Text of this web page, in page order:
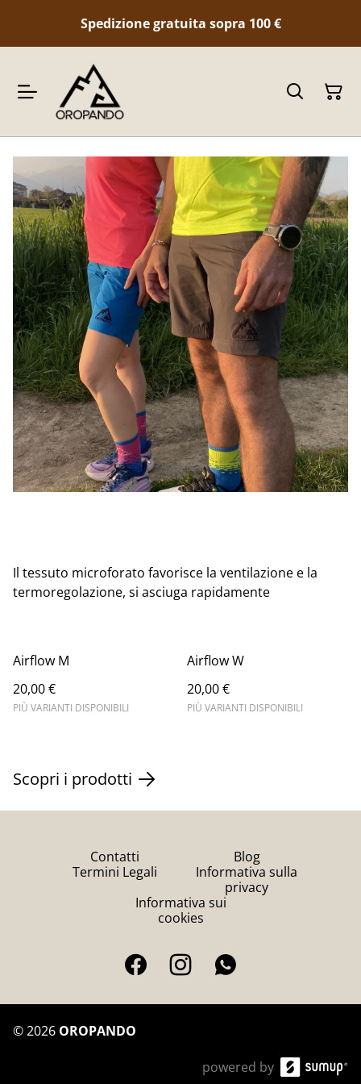
Spedizione gratuita sopra 100 €
Il tessuto microforato favorisce la ventilazione e la
termoregolazione, si asciuga rapidamente
Airflow M
20,00 €
PIÙ VARIANTI DISPONIBILI
Airflow W
20,00 €
PIÙ VARIANTI DISPONIBILI
Scopri i prodotti
Contatti
Blog
Termini Legali
Informativa sulla
privacy
Informativa sui
cookies
©2026 OROPANDO
powered by